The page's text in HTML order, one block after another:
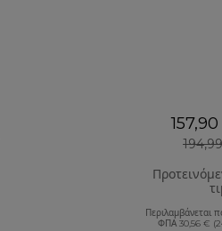
Περιλαμβάνεται
ΦΠΑ 30,56 €